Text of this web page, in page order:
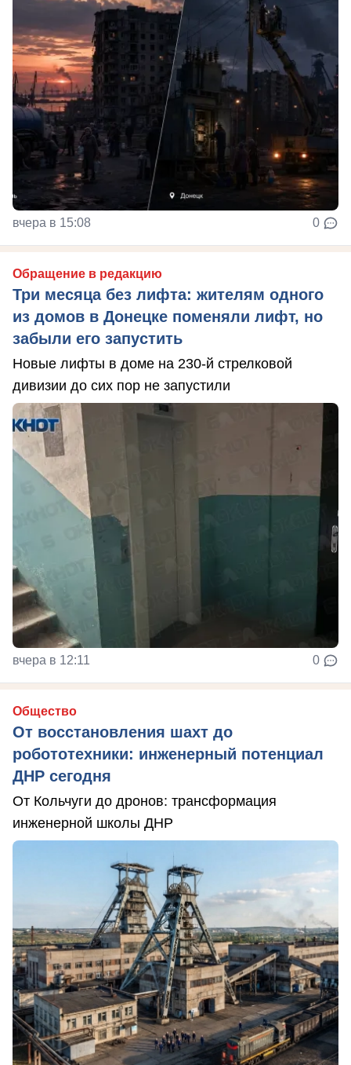
вчера в 15:08 0
Обращение в редакцию
Три месяца без лифта: жителям одного
из домов в Донецке поменяли лифт, но
забыли его запустить
Новые лифты в доме на 230-й стрелковой
дивизии до сих пор не запустили
вчера в 12:11 0
Общество
От восстановления шахт до
робототехники: инженерный потенциал
ДНР сегодня
От Кольчуги до дронов: трансформация
инженерной школы ДНР